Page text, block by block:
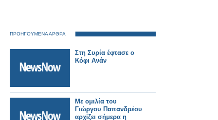
ΠΡΟΗΓΟΥΜΕΝΑ ΑΡΘΡΑ
Στη Συρία έφτασε ο
Κόφι Ανάν
Με ομιλία του
Γιώργου Παπανδρέου
αρχίζει σήμερα η